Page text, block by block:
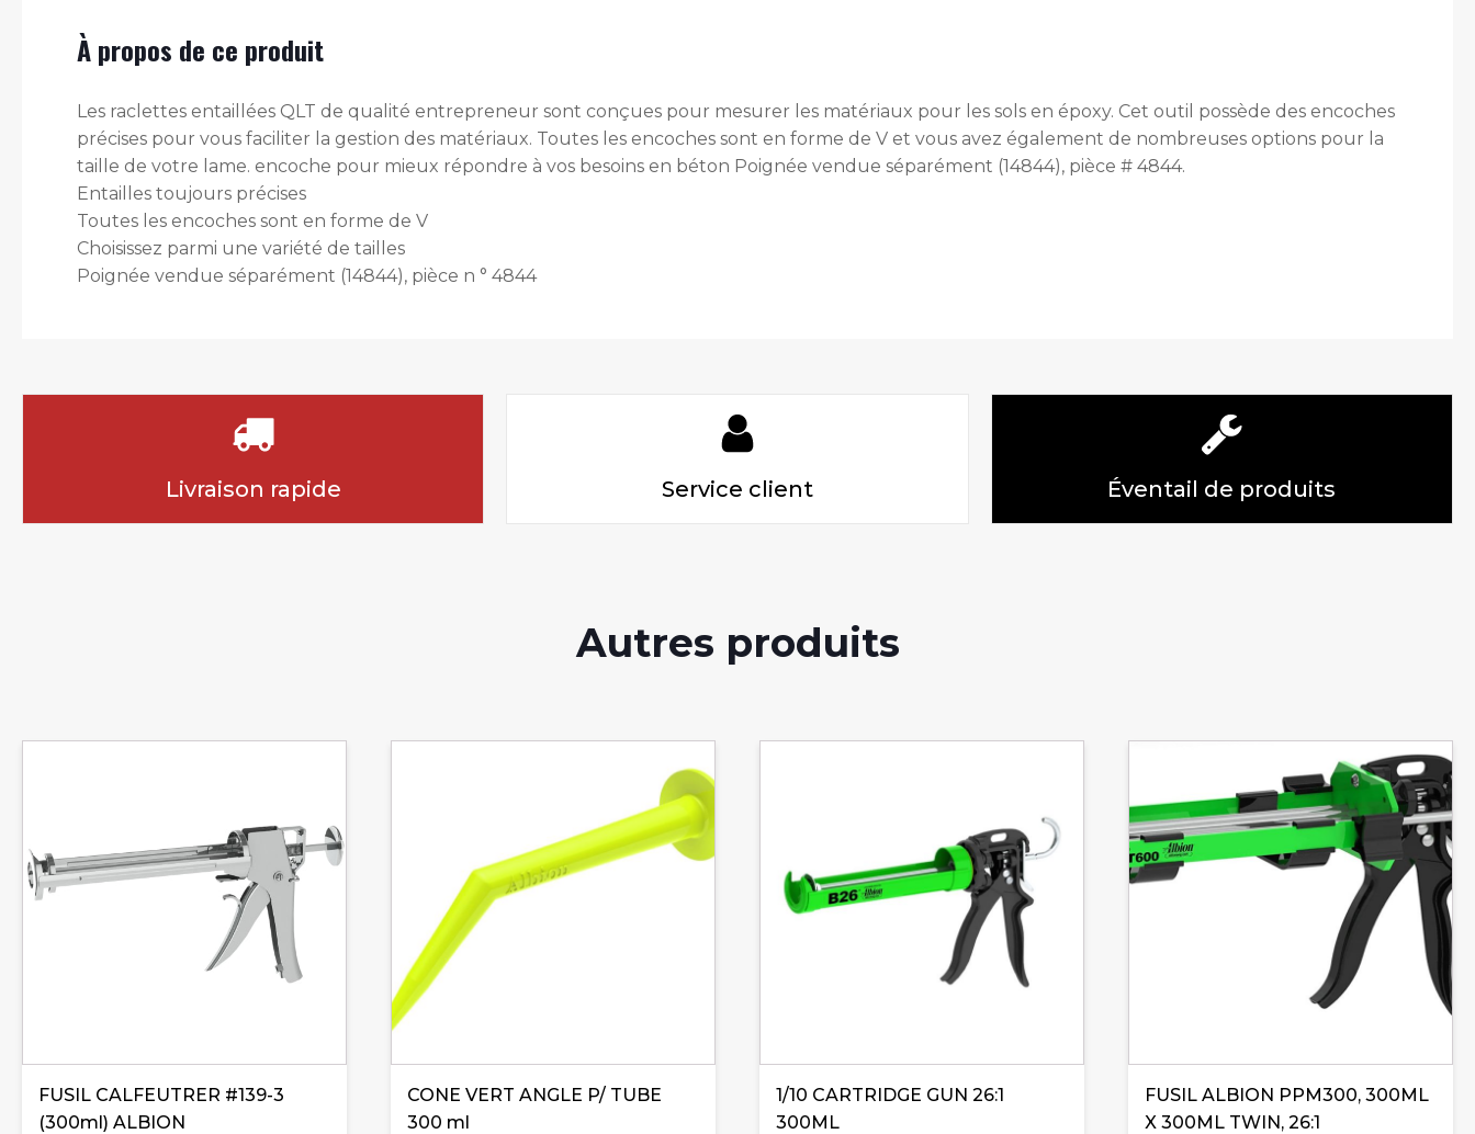
À propos de ce produit
Les raclettes entaillées QLT de qualité entrepreneur sont conçues pour mesurer les matériaux pour les sols en époxy. Cet outil possède des encoches
précises pour vous faciliter la gestion des matériaux. Toutes les encoches sont en forme de V et vous avez également de nombreuses options pour la
taille de votre lame. encoche pour mieux répondre à vos besoins en béton Poignée vendue séparément (14844), pièce # 4844.
Entailles toujours précises
Toutes les encoches sont en forme de V
Choisissez parmi une variété de tailles
Poignée vendue séparément (14844), pièce n ° 4844
Livraison rapide Service client Éventail de produits
Autres produits
FUSIL CALFEUTRER #139-3
(300ml) ALBION
CONE VERT ANGLE P/ TUBE
300 ml
1/10 CARTRIDGE GUN 26:1
300ML
FUSIL ALBION PPM300, 300ML
X 300ML TWIN, 26:1